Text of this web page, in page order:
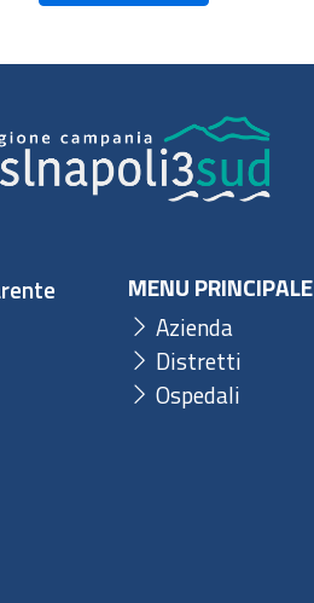
MENU PRINCIPALE
Azienda
Distretti
Ospedali